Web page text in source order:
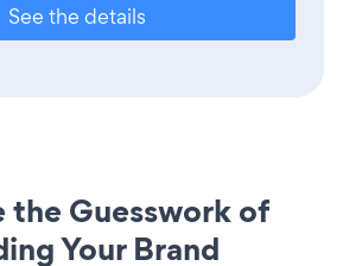
See the details
the Guesswork of
Your Brand